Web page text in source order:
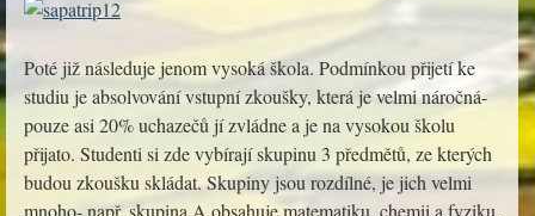
Poté již následuje jenom vysoká škola. Podmínkou přijetí ke
studiu je absolvování vstupní zkoušky, která je velmi náročná-
pouze asi 20% uchazečů jí zvládne a je na vysokou školu
přijato. Studenti si zde vybírají skupinu 3 předmětů, ze kterých
budou zkoušku skládat. Skupiny jsou rozdílné, je jich velmi
mnoho- např. skupina A obsahuje matematiku, chemii a fyziku,